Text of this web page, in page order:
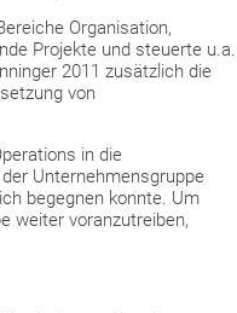
Organisation,
Projekte und steuerte u.a.
2011 zusätzlich die
von
in die
Unternehmensgruppe
begegnen konnte. Um
weiter voranzutreiben,